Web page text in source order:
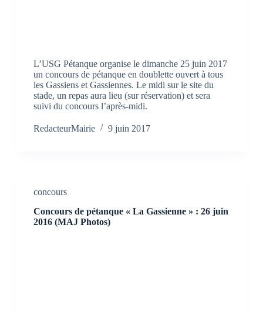
L’USG Pétanque organise le dimanche 25 juin 2017
un concours de pétanque en doublette ouvert à tous
les Gassiens et Gassiennes. Le midi sur le site du
stade, un repas aura lieu (sur réservation) et sera
suivi du concours l’après-midi.
RedacteurMairie 9 juin 2017
concours
Concours de pétanque « La Gassienne » : 26 juin
2016 (MAJ Photos)